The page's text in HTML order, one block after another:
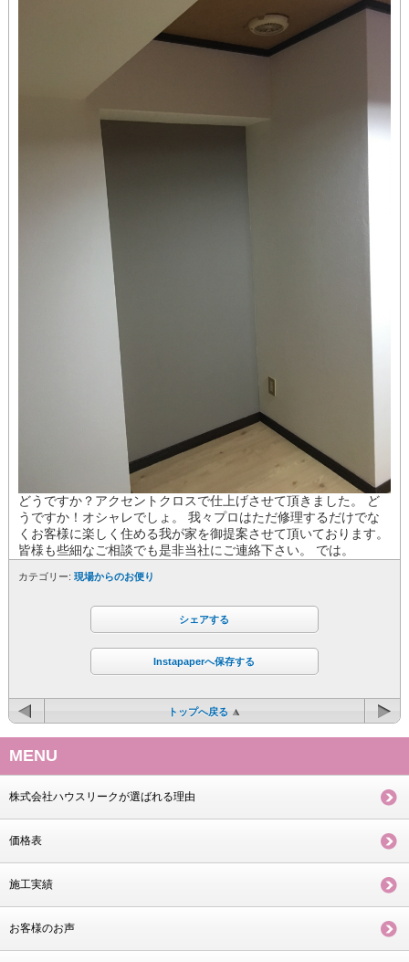
どうですか？アクセントクロスで仕上げさせて頂きました。 ど
うですか！オシャレでしょ。 我々プロはただ修理するだけでな
くお客様に楽しく住める我が家を御提案させて頂いております。
皆様も些細なご相談でも是非当社にご連絡下さい。 では。
カテゴリー: 現場からのお便り
シェアする
Instapaperへ保存する
トップへ戻る
MENU
株式会社ハウスリークが選ばれる理由
価格表
施工実績
お客様のお声